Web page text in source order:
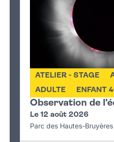
Observation de
ATELIER - STAGE
ADULTE
ENFANT
Le 12 août 2026
Parc des Hautes-Bruyères